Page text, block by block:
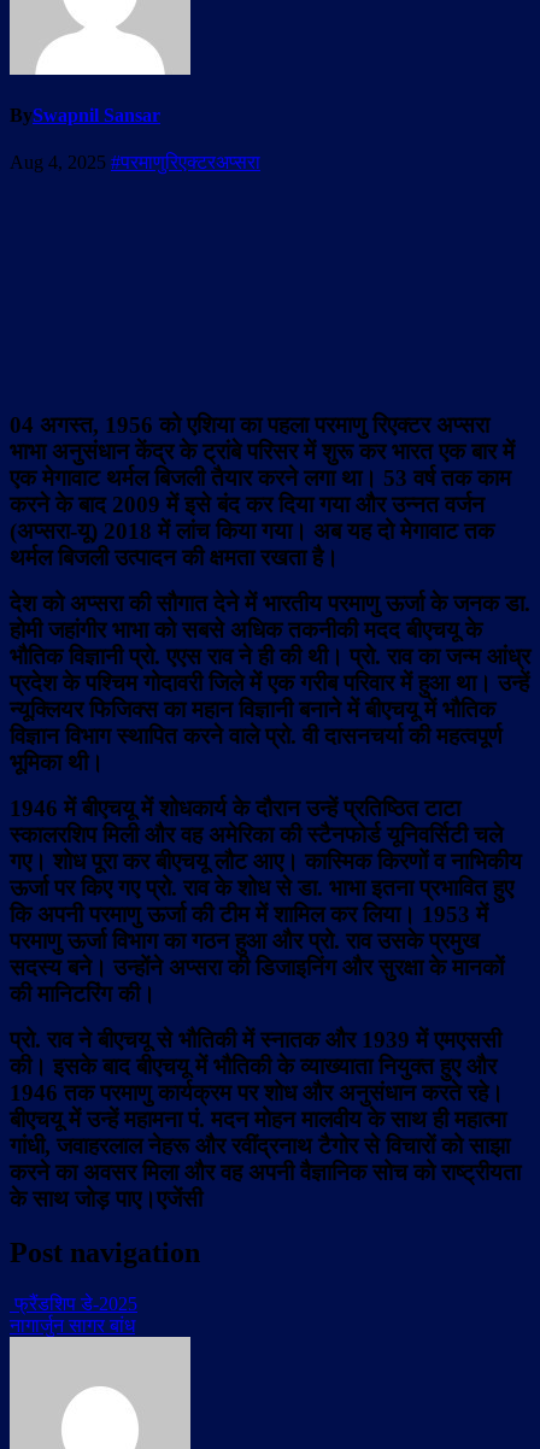
BySwapnil Sansar
Aug 4, 2025 #परमाणुरिएक्‍टरअप्‍सरा
04 अगस्त, 1956 को एशिया का पहला परमाणु रिएक्टर अप्सरा
भाभा अनुसंधान केंद्र के ट्रांबे परिसर में शुरू कर भारत एक बार में
एक मेगावाट थर्मल बिजली तैयार करने लगा था। 53 वर्ष तक काम
करने के बाद 2009 में इसे बंद कर दिया गया और उन्नत वर्जन
(अप्सरा-यू) 2018 में लांच किया गया। अब यह दो मेगावाट तक
थर्मल बिजली उत्पादन की क्षमता रखता है।
देश को अप्सरा की सौगात देने में भारतीय परमाणु ऊर्जा के जनक डा.
होमी जहांगीर भाभा को सबसे अधिक तकनीकी मदद बीएचयू के
भौतिक विज्ञानी प्रो. एएस राव ने ही की थी। प्रो. राव का जन्म आंध्र
प्रदेश के पश्चिम गोदावरी जिले में एक गरीब परिवार में हुआ था। उन्हें
न्यूक्लियर फिजिक्स का महान विज्ञानी बनाने में बीएचयू में भौतिक
विज्ञान विभाग स्थापित करने वाले प्रो. वी दासनचर्या की महत्वपूर्ण
भूमिका थी।
1946 में बीएचयू में शोधकार्य के दौरान उन्हें प्रतिष्ठित टाटा
स्कालरशिप मिली और वह अमेरिका की स्टैनफोर्ड यूनिवर्सिटी चले
गए। शोध पूरा कर बीएचयू लौट आए। कास्मिक किरणों व नाभिकीय
ऊर्जा पर किए गए प्रो. राव के शोध से डा. भाभा इतना प्रभावित हुए
कि अपनी परमाणु ऊर्जा की टीम में शामिल कर लिया। 1953 में
परमाणु ऊर्जा विभाग का गठन हुआ और प्रो. राव उसके प्रमुख
सदस्य बने। उन्होंने अप्सरा की डिजाइनिंग और सुरक्षा के मानकों
की मानिटरिंग की।
प्रो. राव ने बीएचयू से भौतिकी में स्नातक और 1939 में एमएससी
की। इसके बाद बीएचयू में भौतिकी के व्याख्याता नियुक्त हुए और
1946 तक परमाणु कार्यक्रम पर शोध और अनुसंधान करते रहे।
बीएचयू में उन्हें महामना पं. मदन मोहन मालवीय के साथ ही महात्मा
गांधी, जवाहरलाल नेहरू और रवींद्रनाथ टैगोर से विचारों को साझा
करने का अवसर मिला और वह अपनी वैज्ञानिक सोच को राष्ट्रीयता
के साथ जोड़ पाए।एजेंसी
Post navigation
फ्रैंडशिप डे-2025
नागार्जुन सागर बांध